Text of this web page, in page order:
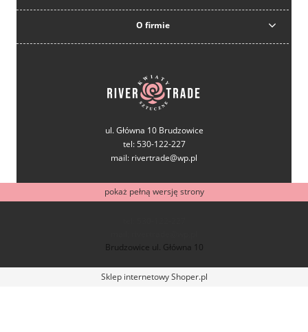
O firmie
ul. Główna 10 Brudzowice
tel: 530-122-227
mail: rivertrade@wp.pl
pokaż pełną wersję strony
Brudzowice ul. Główna 10
Sklep internetowy Shoper.pl